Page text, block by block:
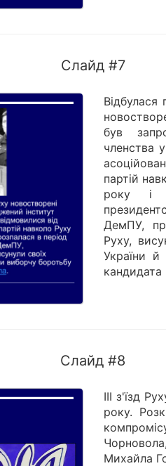
Слайд #7
був
членства
партій
року і
ДемПУ,
Руху,
України й
кандидата
Слайд #8
ІІІ з'їзд
року.
Михайла